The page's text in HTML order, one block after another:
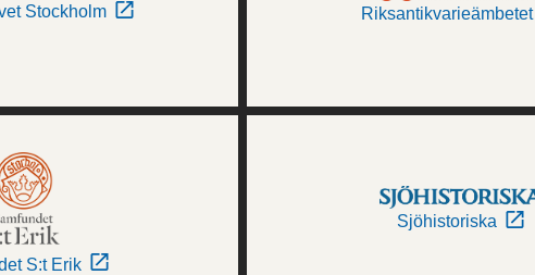
Stockholm Riksantikvarieämbetet
S:t Erik
Sjöhistoriska